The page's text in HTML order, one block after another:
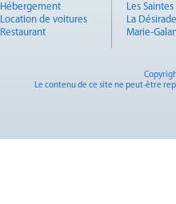
Hébergement
Location de voitures
Restaurant
Les Saintes
La Désirade
Marie-
Le contenu de ce site ne peut-être